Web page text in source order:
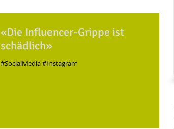
«Die Influencer-Grippe ist
schädlich»
#SocialMedia #Instagram